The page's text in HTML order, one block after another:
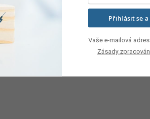
Přihlásit se
Vaše e-mailová
Zásady